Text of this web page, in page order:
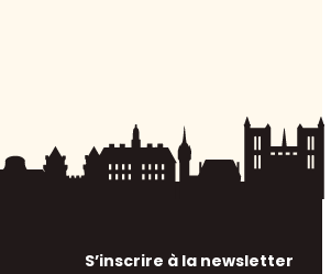
S’inscrire à la newsletter